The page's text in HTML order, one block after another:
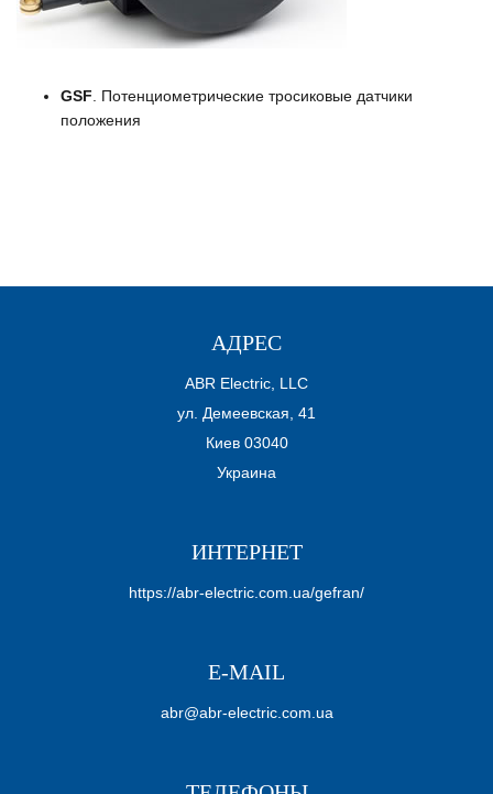
GSF . Потенциометрические тросиковые датчики
положения
АДРЕС
ABR Electric, LLC
ул. Демеевская, 41
Киев 03040
Украина
ИНТЕРНЕТ
https://abr-electric.com.ua/gefran/
E-MAIL
abr@abr-electric.com.ua